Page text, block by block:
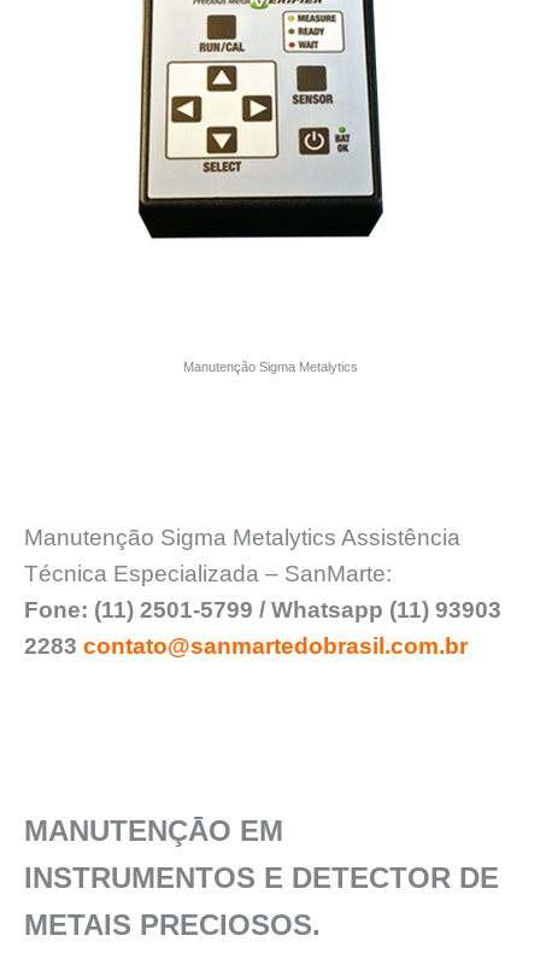
Manutenção Sigma Metalytics
Manutenção Sigma Metalytics Assistência
Técnica Especializada – SanMarte:
Fone: (11) 2501-5799 / Whatsapp (11) 93903
2283 contato@sanmartedobrasil.com.br
MANUTENÇĀO EM
INSTRUMENTOS E DETECTOR DE
METAIS PRECIOSOS.